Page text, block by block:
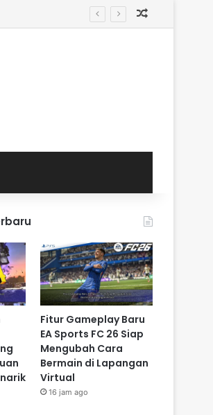
Fitur Gameplay Baru
EA Sports FC 26 Siap
Mengubah Cara
Bermain di Lapangan
Virtual
16 jam ago